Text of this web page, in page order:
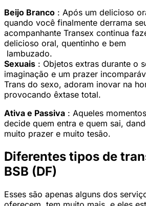
Beijo Branco : Após um delicioso
quando você finalmente derrama
acompanhante Transex continua
delicioso oral, quentinho e bem
lambuzado.
Sexuais : Objetos extras durante o
imaginação e um prazer
Trans do sexo, adoram inovar na
provocando êxtase total.
Ativa e Passiva : Aqueles
decide quem entra e quem sai,
muito prazer e muito tesão.
Diferentes tipos de
BSB (DF)
Esses são apenas alguns dos